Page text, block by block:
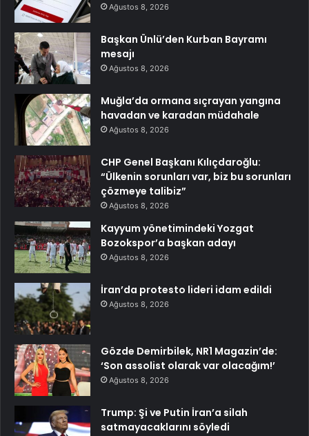
Ağustos 8, 2026
Başkan Ünlü’den Kurban Bayramı
mesajı
Ağustos 8, 2026
Muğla’da ormana sıçrayan yangına
havadan ve karadan müdahale
Ağustos 8, 2026
CHP Genel Başkanı Kılıçdaroğlu:
“Ülkenin sorunları var, biz bu sorunları
çözmeye talibiz”
Ağustos 8, 2026
Kayyum yönetimindeki Yozgat
Bozokspor’a başkan adayı
Ağustos 8, 2026
İran’da protesto lideri idam edildi
Ağustos 8, 2026
Gözde Demirbilek, NR1 Magazin’de:
‘Son assolist olarak var olacağım!’
Ağustos 8, 2026
Trump: Şi ve Putin İran’a silah
satmayacaklarını söyledi